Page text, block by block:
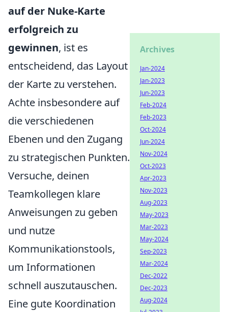
auf der Nuke-Karte
erfolgreich zu
gewinnen, ist es
entscheidend, das Layout
der Karte zu verstehen.
Achte insbesondere auf
die verschiedenen
Ebenen und den Zugang
zu strategischen Punkten.
Versuche, deinen
Teamkollegen klare
Anweisungen zu geben
und nutze
Kommunikationstools,
um Informationen
schnell auszutauschen.
Eine gute Koordination
Archives
Jan-2024
Jan-2023
Jun-2023
Feb-2024
Feb-2023
Oct-2024
Jun-2024
Nov-2024
Oct-2023
Apr-2023
Nov-2023
Aug-2023
May-2023
Mar-2023
May-2024
Sep-2023
Mar-2024
Dec-2022
Dec-2023
Aug-2024